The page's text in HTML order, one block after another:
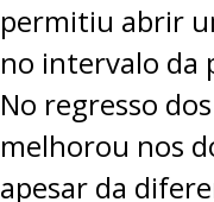
permitiu abrir
no intervalo da
No regresso
melhorou nos
apesar da